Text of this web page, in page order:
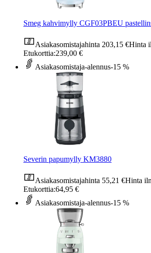
Smeg kahvimylly CGF03PBEU
Asiakasomistajahinta 203,15 €Hinta
Etukorttia:239,00 €
Asiakasomistaja-alennus-15 %
Severin papumylly KM3880
Asiakasomistajahinta 55,21 €Hinta
Etukorttia:64,95 €
Asiakasomistaja-alennus-15 %